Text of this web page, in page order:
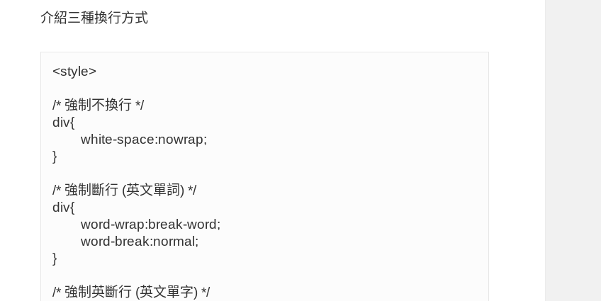
介紹三種換行方式
<style>
/* 強制不換行 */
div{
}
/* 強制斷行 (英文單詞) */
div{
}
/* 強制英斷行 (英文單字) */